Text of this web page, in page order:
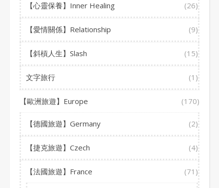
【心靈保養】Inner Healing (26)
【愛情關係】Relationship (9)
【斜槓人生】Slash (15)
文字旅行 (1)
【歐洲旅遊】Europe (170)
【德國旅遊】Germany (2)
【捷克旅遊】Czech (4)
【法國旅遊】France (71)